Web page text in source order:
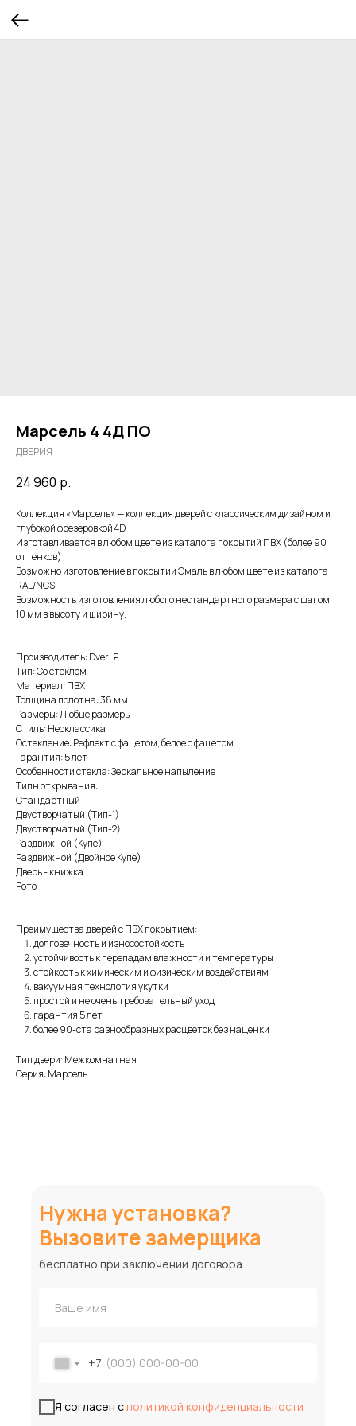
Марсель 4 4Д ПО
ДВЕРИЯ
24 960 р.
Коллекция «Марсель» — коллекция дверей с классическим дизайном и
глубокой фрезеровкой 4D.
Изготавливается в любом цвете из каталога покрытий ПВХ (более 90
оттенков)
Возможно изготовление в покрытии Эмаль в любом цвете из каталога
RAL/NCS
Возможность изготовления любого нестандартного размера с шагом
10 мм в высоту и ширину.
Производитель: Dveri Я
Тип: Со стеклом
Материал: ПВХ
Толщина полотна: 38 мм
Размеры: Любые размеры
Стиль: Неоклассика
Остекление: Рефлект с фацетом, белое с фацетом
Гарантия: 5 лет
Особенности стекла: Зеркальное напыление
Типы открывания:
Стандартный
Двустворчатый (Тип-1)
Двустворчатый (Тип-2)
Раздвижной (Купе)
Раздвижной (Двойное Купе)
Дверь - книжка
Рото
Преимущества дверей с ПВХ покрытием:
долговечность и износостойкость
устойчивость к перепадам влажности и температуры
стойкость к химическим и физическим воздействиям
вакуумная технология укутки
простой и не очень требовательный уход
гарантия 5 лет
более 90-ста разнообразных расцветок без наценки
Тип двери: Межкомнатная
Серия: Марсель
Нужна установка?
Вызовите замерщика
+7
Я согласен с политикой конфиденциальности
бесплатно при заключении договора